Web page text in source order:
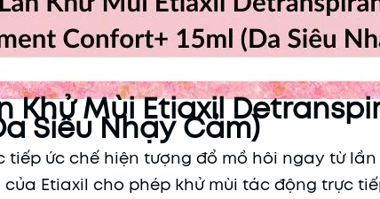
Khử Mùi Etiaxil
Siêu Nhạy Cảm)
ức chế hiện tượng đổ mồ hôi ngay từ
Etiaxil cho phép khử mùi tác động trực